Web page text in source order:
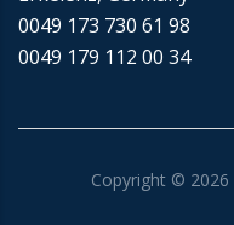
0049 173 730 61 98
0049 179 112 00 34
Copyright © 2026